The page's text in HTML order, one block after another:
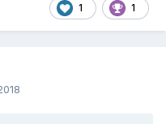
1 1